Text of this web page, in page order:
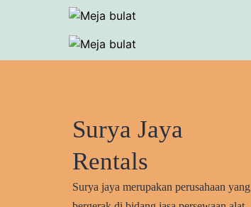
Surya Jaya
Rentals
Surya jaya merupakan perusahaan yang